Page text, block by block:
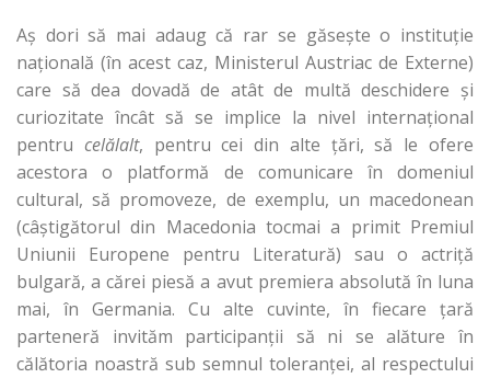
Aş dori să mai adaug că rar se găseşte o instituţie
naţională (în acest caz, Ministerul Austriac de Externe)
care să dea dovadă de atât de multă deschidere şi
curiozitate încât să se implice la nivel internaţional
pentru celălalt, pentru cei din alte ţări, să le ofere
acestora o platformă de comunicare în domeniul
cultural, să promoveze, de exemplu, un macedonean
(câştigătorul din Macedonia tocmai a primit Premiul
Uniunii Europene pentru Literatură) sau o actriţă
bulgară, a cărei piesă a avut premiera absolută în luna
mai, în Germania. Cu alte cuvinte, în fiecare ţară
parteneră invităm participanţii să ni se alăture în
călătoria noastră sub semnul toleranţei, al respectului